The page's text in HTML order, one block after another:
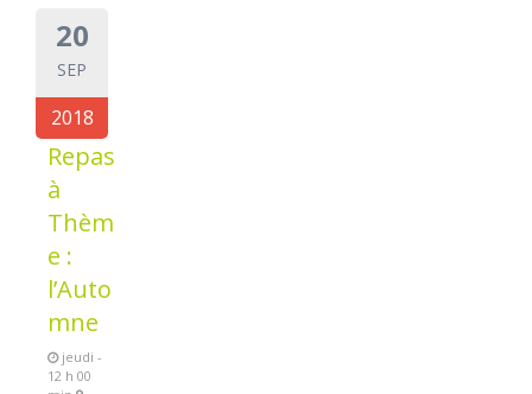
20
SEP
2018
Repas
à
Thèm
e :
l’Auto
mne
jeudi -
12 h 00